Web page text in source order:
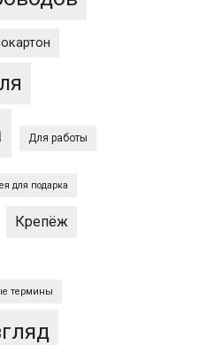
Для работы
для подарка
Крепёж
термины